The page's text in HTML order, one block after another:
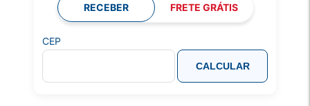
RECEBER FRETE GRÁTIS
CEP
CALCULAR